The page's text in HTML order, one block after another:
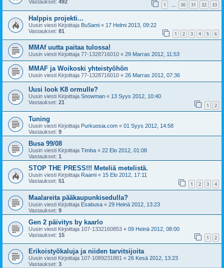
Vastaukset: 492 1 … 30 31 32 33
Halppis projekti...
Uusin viesti Kirjoittaja BuSami « 17 Helmi 2013, 09:22
Vastaukset: 81 1 2 3 4 5 6
MMAf uutta paitaa tulossa!
Uusin viesti Kirjoittaja 77-1328716010 « 29 Marras 2012, 11:53
MMAF ja Woikoski yhteistyöhön
Uusin viesti Kirjoittaja 77-1328716010 « 26 Marras 2012, 07:36
Uusi look K8 ormulle?
Uusin viesti Kirjoittaja Snowman « 13 Syys 2012, 10:40
Vastaukset: 21 1 2
Tuning
Uusin viesti Kirjoittaja Purkuosia.com « 01 Syys 2012, 14:58
Vastaukset: 9
Busa 99/08
Uusin viesti Kirjoittaja Timba « 22 Elo 2012, 01:08
Vastaukset: 1
STOP THE PRESS!!! Meteliä metelistä.
Uusin viesti Kirjoittaja Raami « 15 Elo 2012, 17:11
Vastaukset: 51 1 2 3 4
Maalareita pääkaupunkisedulla?
Uusin viesti Kirjoittaja Esabusa « 29 Heinä 2012, 13:23
Vastaukset: 9
Gen 2 päivitys by kaarlo
Uusin viesti Kirjoittaja 107-1332160853 « 09 Heinä 2012, 08:00
Vastaukset: 15 1 2
Erikoistyökaluja ja niiden tarvitsijoita
Uusin viesti Kirjoittaja 107-1089231881 « 26 Kesä 2012, 13:23
Vastaukset: 3